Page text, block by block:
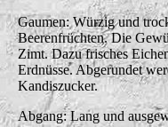
Gaumen: Würzig und
Beerenfrüchten. Die
Zimt. Dazu frisches
Erdnüsse. Abgerundet
Kandiszucker.
Abgang: Lang und